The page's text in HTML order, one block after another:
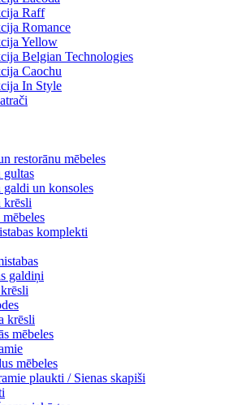
Raff
Romance
Yellow
Belgian Technologies
Caochu
In Style
restorānu mēbeles
gultas
un konsoles
krēsli
komplekti
galdiņi
krēsli
mēbeles
mēbeles
plaukti / Sienas skapiši